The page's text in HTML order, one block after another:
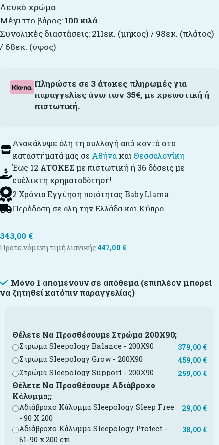
Λευκό χρώμα
Μέγιστο βάρος: 100 κιλά
Συνολικές διαστάσεις: 211εκ. (μήκος) / 98εκ. (πλάτος)
/ 68εκ. (ύψος)
Πληρώστε σε 3 άτοκες πληρωμές για
παραγγελίες άνω των 35€, με χρεωστική ή
πιστωτική.
Ανακάλυψε όλη τη συλλογή από κοντά στα
καταστήματά μας σε Αθήνα και Θεσσαλονίκη
Έως 12 ΑΤΟΚΕΣ με πιστωτική ή 36 δόσεις με
ευέλικτη χρηματοδότηση!
2 Χρόνια Εγγύηση ποιότητας BabyLlama
Παράδοση σε όλη την Ελλάδα και Κύπρο
343,00 €
Προτεινόμενη τιμή λιανικής447,00 €
Μόνο 1 απομένουν σε απόθεμα (επιπλέον μπορεί
να ζητηθεί κατόπιν παραγγελίας)
Θέλετε Να Προσθέσουμε Στρώμα 200Χ90;
Στρώμα Sleepology Balance - 200X90 379,00 €
Στρώμα Sleepology Grow - 200X90 459,00 €
Στρώμα Sleepology Support - 200X90 259,00 €
Θέλετε Να Προσθέσουμε Αδιάβροχο
Κάλυμμα;;
Αδιάβροχο Κάλυμμα Sleepology Sleep Free
- 90 Χ 200
29,00 €
Αδιάβροχο Κάλυμμα Sleepology Protect -
81-90 x 200 cm
38,00 €